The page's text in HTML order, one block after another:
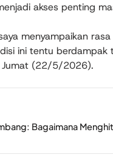
akses penting
menyampaikan
ini tentu
Jumat (22/5/2026).
Bagaimana